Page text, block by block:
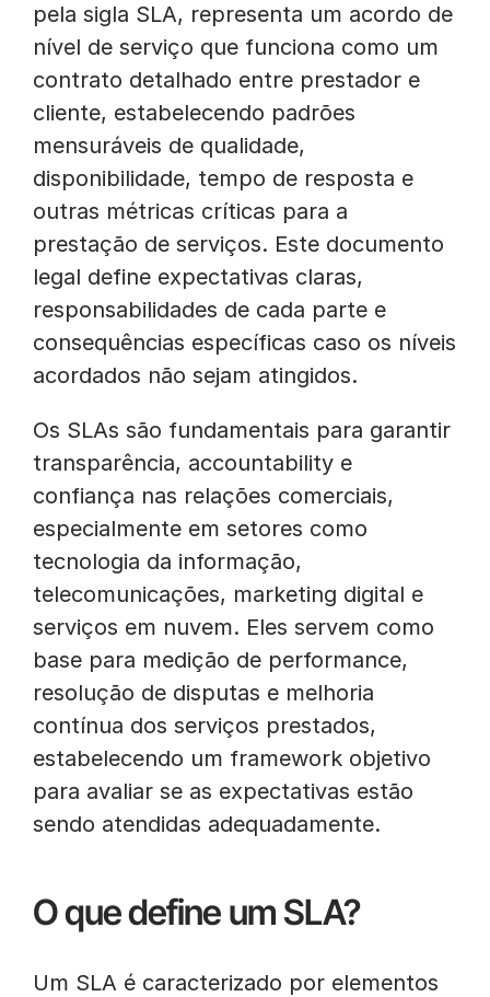
pela sigla SLA, representa um acordo de
nível de serviço que funciona como um
contrato detalhado entre prestador e
cliente, estabelecendo padrões
mensuráveis de qualidade,
disponibilidade, tempo de resposta e
outras métricas críticas para a
prestação de serviços. Este documento
legal define expectativas claras,
responsabilidades de cada parte e
consequências específicas caso os níveis
acordados não sejam atingidos.
Os SLAs são fundamentais para garantir
transparência, accountability e
confiança nas relações comerciais,
especialmente em setores como
tecnologia da informação,
telecomunicações, marketing digital e
serviços em nuvem. Eles servem como
base para medição de performance,
resolução de disputas e melhoria
contínua dos serviços prestados,
estabelecendo um framework objetivo
para avaliar se as expectativas estão
sendo atendidas adequadamente.
O que define um SLA?
Um SLA é caracterizado por elementos